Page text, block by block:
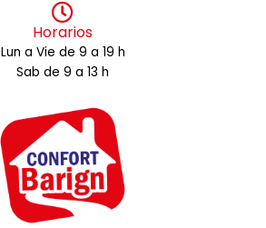
Horarios
Lun a Vie de 9 a 19 h
Sab de 9 a 13 h